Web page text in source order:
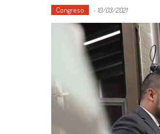
Congreso - 10/03/2021